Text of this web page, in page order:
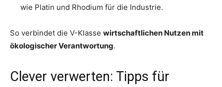
wie Platin und Rhodium für die Industrie.
So verbindet die V-Klasse wirtschaftlichen Nutzen mit
ökologischer Verantwortung.
Clever verwerten: Tipps für